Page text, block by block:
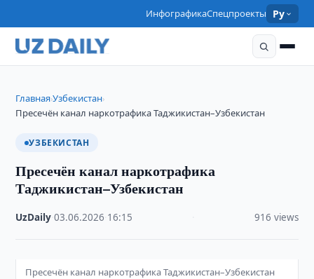
ИнфографикаСпецпроекты Ру
Главная›Узбекистан›
Пресечён канал наркотрафика Таджикистан–Узбекистан
УЗБЕКИСТАН
Пресечён канал наркотрафика
Таджикистан–Узбекистан
UzDaily ·03.06.2026 16:15 916 views
Пресечён канал наркотрафика Таджикистан–Узбекистан